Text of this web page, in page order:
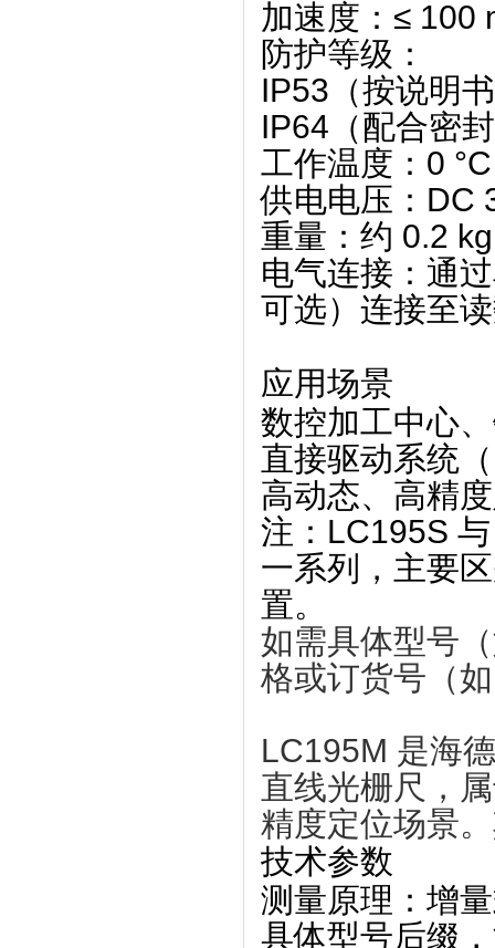
加速度 ‌：≤ ‌ 100
防护等级 ‌：
IP53 （按说明
IP64 （配合密
工作温度 ‌：‌ 0
供电电压 ‌：‌ DC
重量 ‌：约 ‌ 0.2
电气连接 ：通
可选）连接至
应用场景
数控加工中心
直接驱动系统
高动态、高精
注：LC195S
一系列，主要
置。
如需具体型号
格或订货号（
LC195M 是海
直线光栅尺 ，
精度定位场景
技术参数
测量原理 ：增
具体型号后缀